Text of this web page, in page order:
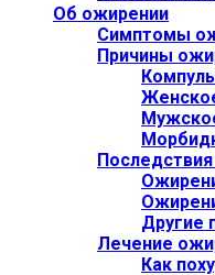
Об ожирении
Симптомы
Причины
Другие
Лечение
Как